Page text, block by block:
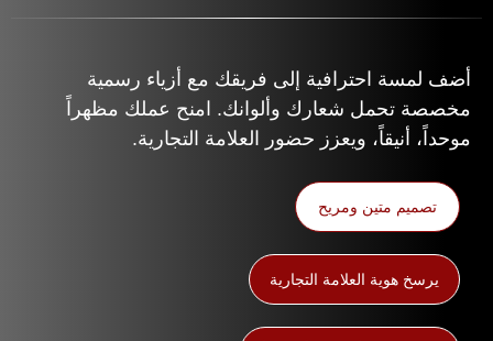
أضف لمسة احترافية إلى فريقك مع أزياء رسمية
مخصصة تحمل شعارك وألوانك. امنح عملك مظهراً
موحداً، أنيقاً، ويعزز حضور العلامة التجارية.
تصميم متين ومريح
يرسخ هوية العلامة التجارية